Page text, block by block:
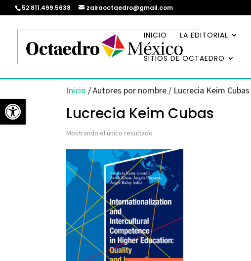
Abrir barra de herramientas
52 811.499.5638 zairaoctaedro@gmail.com
INICIO LA EDITORIAL
SITIOS DE OCTAEDRO
Inicio / Autores por nombre / Lucrecia Keim Cubas
Lucrecia Keim Cubas
Mostrando el único resultado